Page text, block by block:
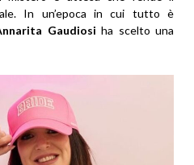
In un’epoca in cui tutto è
Gaudiosi ha scelto una